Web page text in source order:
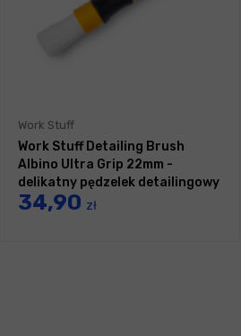
Work Stuff
Work Stuff Detailing Brush
Albino Ultra Grip 22mm -
delikatny pędzelek detailingowy
34,90 zł